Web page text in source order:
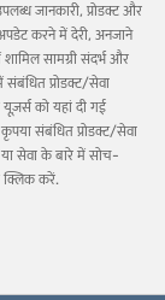
जानकारी, प्रोडक्ट और
करने में देरी, अनजाने
सामग्री संदर्भ और
संबंधित प्रोडक्ट/सेवा
को यहां दी गई
संबंधित प्रोडक्ट/सेवा
या सेवा के बारे में सोच-
क्लिक करें.